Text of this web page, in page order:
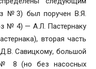
№3) был поручен В.Я.
№ 4) — А.Л. Пастернаку
вторая часть
Савицкому, большой
8 (но без насосных